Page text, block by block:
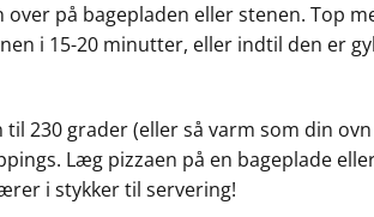
på bagepladen eller stenen. Top
i 15-20 minutter, eller indtil den er
230 grader (eller så varm som din
Læg pizzaen på en bageplade
i stykker til servering!